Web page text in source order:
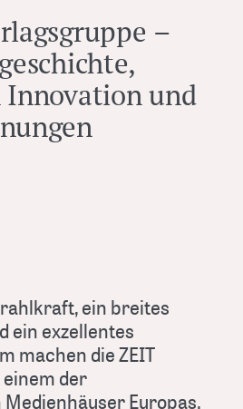
–
Innovation und
ein breites
ein exzellentes
machen die ZEIT
der
Europas.